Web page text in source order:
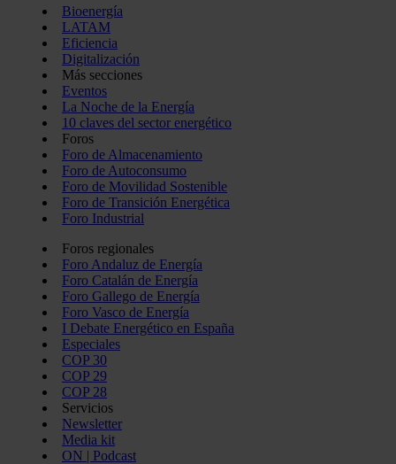
Bioenergía
LATAM
Eficiencia
Digitalización
Más secciones
Eventos
La Noche de la Energía
10 claves del sector energético
Foros
Foro de Almacenamiento
Foro de Autoconsumo
Foro de Movilidad Sostenible
Foro de Transición Energética
Foro Industrial
Foros regionales
Foro Andaluz de Energía
Foro Catalán de Energía
Foro Gallego de Energía
Foro Vasco de Energía
I Debate Energético en España
Especiales
COP 30
COP 29
COP 28
Servicios
Newsletter
Media kit
ON | Podcast